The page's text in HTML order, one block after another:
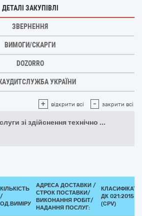
ДЕТАЛІ ЗАКУПІВЛІ
ЗВЕРНЕННЯ
ВИМОГИ/СКАРГИ
DOZORRO
УКРАЇНИ
+ відкрити всі - закрити всі
зі здійснення технічно ...
КІЛЬКІСТЬ
/
ОД.ВИМІРУ
АДРЕСА ДОСТАВКИ /
СТРОК ПОСТАВКИ/
ВИКОНАННЯ РОБІТ/
НАДАННЯ ПОСЛУГ:
ДК 021:2015
(CPV)